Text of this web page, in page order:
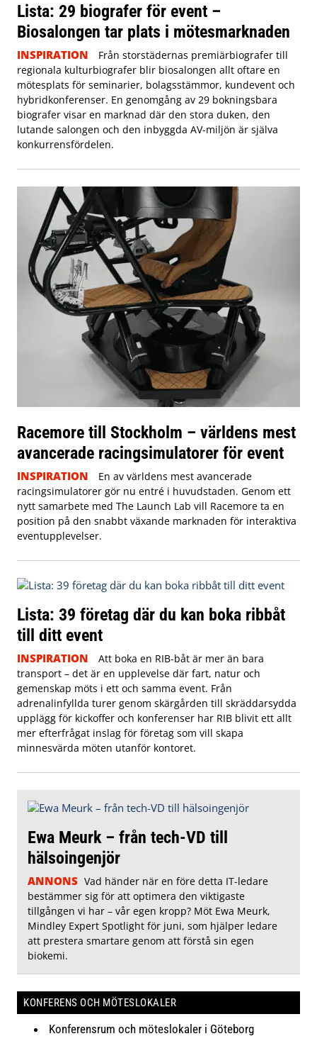
Lista: 29 biografer för event –
Biosalongen tar plats i mötesmarknaden
INSPIRATION
Från storstädernas premiärbiografer till
regionala kulturbiografer blir biosalongen allt oftare en
mötesplats för seminarier, bolagsstämmor, kundevent och
hybridkonferenser. En genomgång av 29 bokningsbara
biografer visar en marknad där den stora duken, den
lutande salongen och den inbyggda AV-miljön är själva
konkurrensfördelen.
Racemore till Stockholm – världens mest
avancerade racingsimulatorer för event
INSPIRATION
En av världens mest avancerade
racingsimulatorer gör nu entré i huvudstaden. Genom ett
nytt samarbete med The Launch Lab vill Racemore ta en
position på den snabbt växande marknaden för interaktiva
eventupplevelser.
Lista: 39 företag där du kan boka ribbåt
till ditt event
INSPIRATION
Att boka en RIB-båt är mer än bara
transport – det är en upplevelse där fart, natur och
gemenskap möts i ett och samma event. Från
adrenalinfyllda turer genom skärgården till skräddarsydda
upplägg för kickoffer och konferenser har RIB blivit ett allt
mer efterfrågat inslag för företag som vill skapa
minnesvärda möten utanför kontoret.
Ewa Meurk – från tech-VD till
hälsoingenjör
ANNONS Vad händer när en före detta IT-ledare
bestämmer sig för att optimera den viktigaste
tillgången vi har – vår egen kropp? Möt Ewa Meurk,
Mindley Expert Spotlight för juni, som hjälper ledare
att prestera smartare genom att förstå sin egen
biokemi.
KONFERENS OCH MÖTESLOKALER
Konferensrum och möteslokaler i Göteborg